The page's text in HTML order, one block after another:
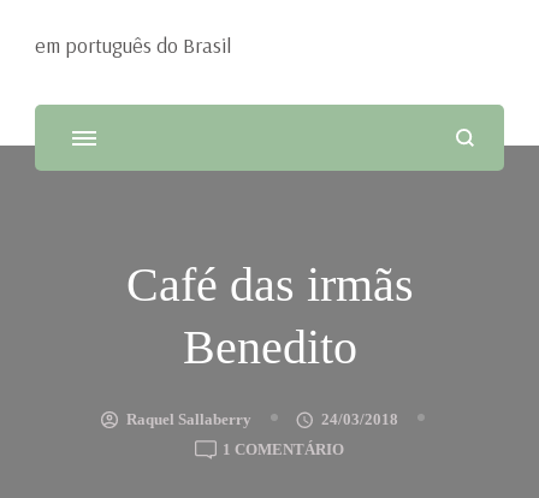
em português do Brasil
Café das irmãs
Benedito
Raquel Sallaberry
24/03/2018
1 COMENTÁRIOEM